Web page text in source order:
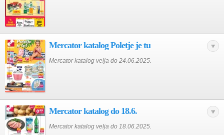
Mercator katalog Poletje je tu
Mercator katalog velja do 24.06.2025.
Mercator katalog do 18.6.
Mercator katalog velja do 18.06.2025.